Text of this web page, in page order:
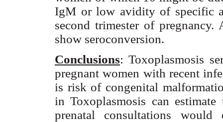
IgM or low avidity of specific
second trimester of
show seroconversion.
Conclusions: Toxoplasmosis
pregnant women with recent
is risk of congenital
in Toxoplasmosis can
prenatal consultations